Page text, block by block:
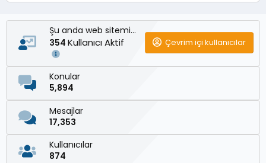
Şu anda web sitemizde
354 Kullanıcı Aktif Çevrim içi kullanıcılar
Konular
5,894
Mesajlar
17,353
Kullanıcılar
874